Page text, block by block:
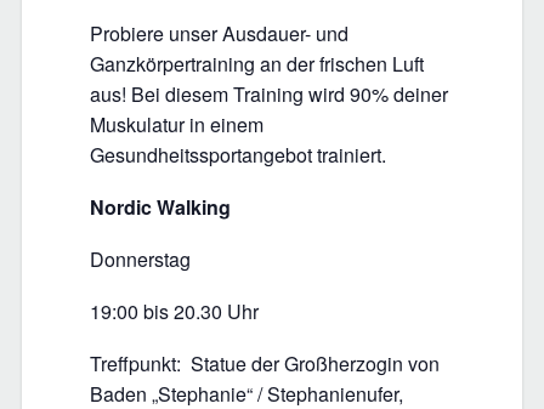
Probiere unser Ausdauer- und
Ganzkörpertraining an der frischen Luft
aus! Bei diesem Training wird 90% deiner
Muskulatur in einem
Gesundheitssportangebot trainiert.
Nordic Walking
Donnerstag
19:00 bis 20.30 Uhr
Treffpunkt: Statue der Großherzogin von
Baden „Stephanie“ / Stephanienufer,